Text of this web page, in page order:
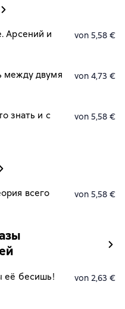
Арсений и
von 5,58 €
между двумя
von 4,73 €
знать и с
von 5,58 €
всего von 5,58 €
её бесишь!
von 2,63 €